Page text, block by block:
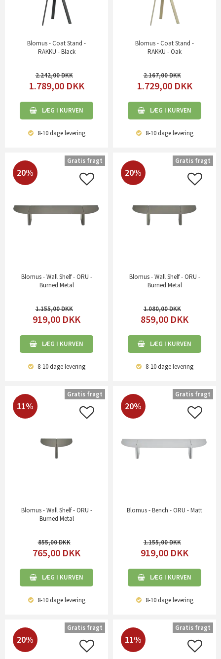
Blomus - Coat Stand -
RAKKU - Black
2.242,00
1.789,00 DKK
LÆG I KURVEN
8-10 dagelevering
Blomus - Coat Stand -
RAKKU - Oak
2.167,00
1.729,00 DKK
LÆG I KURVEN
8-10 dagelevering
20%
Blomus - Wall Shelf - ORU -
Burned Metal
1.155,00
919,00 DKK
LÆG I KURVEN
8-10 dagelevering
Gratis fragt
20%
Blomus - Wall Shelf - ORU -
Burned Metal
1.080,00
859,00 DKK
LÆG I KURVEN
8-10 dagelevering
Gratis fragt
11%
Blomus - Wall Shelf - ORU -
Burned Metal
855,00
765,00 DKK
LÆG I KURVEN
8-10 dagelevering
Gratis fragt
20%
Blomus - Bench - ORU - Matt
1.155,00
919,00 DKK
LÆG I KURVEN
8-10 dagelevering
Gratis fragt
20%
Gratis fragt
11%
Gratis fragt